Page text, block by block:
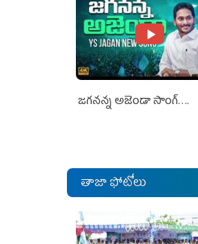
జగనన్న అజెండా సాంగ్….
తాజా ఫోటోలు